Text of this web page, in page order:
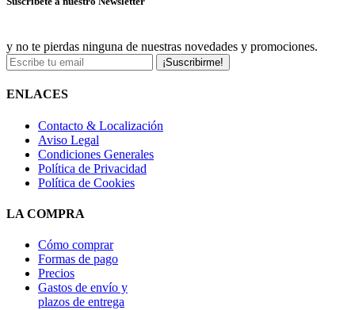
y no te pierdas ninguna de nuestras novedades y promociones.
¡Suscribirme!
ENLACES
Contacto & Localización
Aviso Legal
Condiciones Generales
Política de Privacidad
Política de Cookies
LA COMPRA
Cómo comprar
Formas de pago
Precios
Gastos de envío y
plazos de entrega